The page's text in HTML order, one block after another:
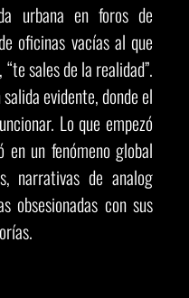
urbana en foros de
oficinas vacías al que
sales de la realidad”.
evidente, donde el
Lo que empezó
en un fenómeno global
narrativas de analog
obsesionadas con sus